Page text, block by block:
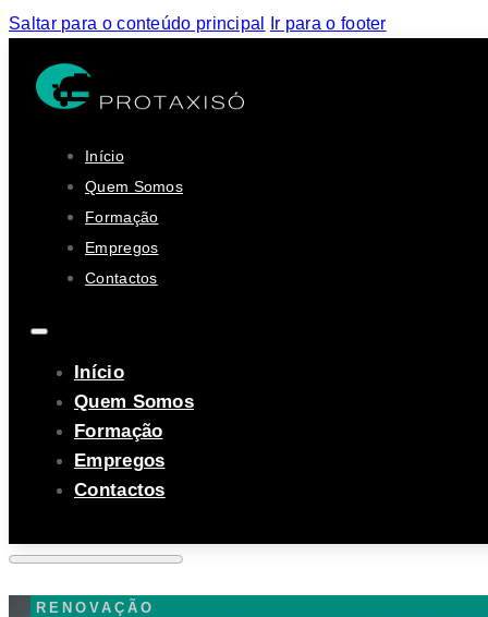
Saltar para o conteúdo principal Ir para o footer
Início
Quem Somos
Formação
Empregos
Contactos
Início
Quem Somos
Formação
Empregos
Contactos
RENOVAÇÃO